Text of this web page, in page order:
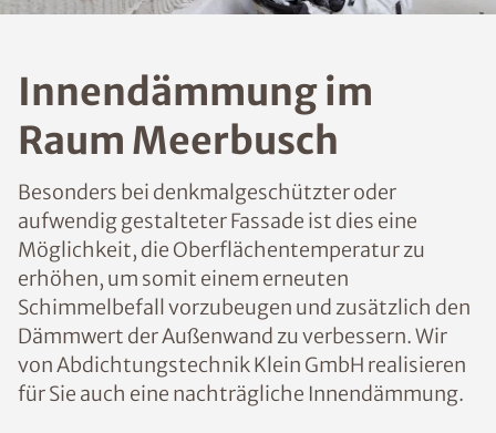
Innendämmung im
Raum Meerbusch
Besonders bei denkmalgeschützter oder
aufwendig gestalteter Fassade ist dies eine
Möglichkeit, die Oberflächentemperatur zu
erhöhen, um somit einem erneuten
Schimmelbefall vorzubeugen und zusätzlich den
Dämmwert der Außenwand zu verbessern. Wir
von Abdichtungstechnik Klein GmbH realisieren
für Sie auch eine nachträgliche Innendämmung.